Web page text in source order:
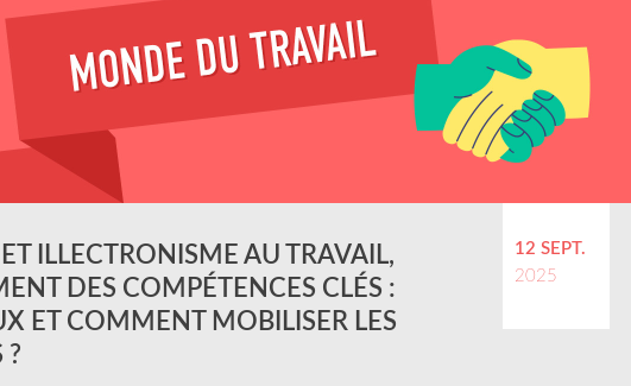
12 SEPT.
2025
ET ILLECTRONISME AU TRAVAIL,
DES COMPÉTENCES CLÉS :
ET COMMENT MOBILISER LES
?